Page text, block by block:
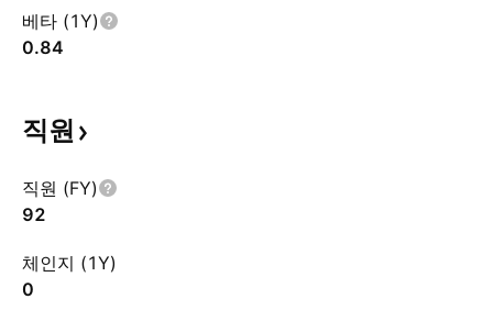
베타 (1Y)
0.84
직원
직원 (FY)
92
체인지 (1Y)
0